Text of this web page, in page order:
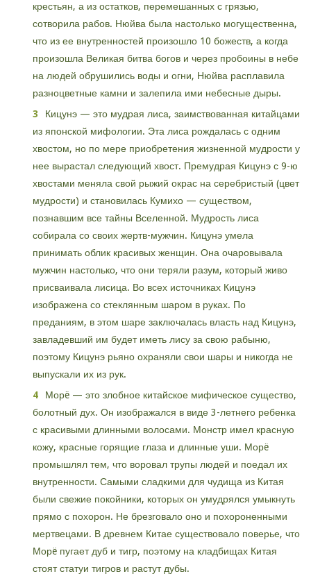
крестьян, а из остатков, перемешанных с грязью,
сотворила рабов. Нюйва была настолько могущественна,
что из ее внутренностей произошло 10 божеств, а когда
произошла Великая битва богов и через пробоины в небе
на людей обрушились воды и огни, Нюйва расплавила
разноцветные камни и залепила ими небесные дыры.
Кицунэ — это мудрая лиса, заимствованная китайцами
из японской мифологии. Эта лиса рождалась с одним
хвостом, но по мере приобретения жизненной мудрости у
нее вырастал следующий хвост. Премудрая Кицунэ с 9-ю
хвостами меняла свой рыжий окрас на серебристый (цвет
мудрости) и становилась Кумихо — существом,
познавшим все тайны Вселенной. Мудрость лиса
собирала со своих жертв-мужчин. Кицунэ умела
принимать облик красивых женщин. Она очаровывала
мужчин настолько, что они теряли разум, который живо
присваивала лисица. Во всех источниках Кицунэ
изображена со стеклянным шаром в руках. По
преданиям, в этом шаре заключалась власть над Кицунэ,
завладевший им будет иметь лису за свою рабыню,
поэтому Кицунэ рьяно охраняли свои шары и никогда не
выпускали их из рук.
Морë — это злобное китайское мифическое существо,
болотный дух. Он изображался в виде 3-летнего ребенка
с красивыми длинными волосами. Монстр имел красную
кожу, красные горящие глаза и длинные уши. Морë
промышлял тем, что воровал трупы людей и поедал их
внутренности. Самыми сладкими для чудища из Китая
были свежие покойники, которых он умудрялся умыкнуть
прямо с похорон. Не брезговало оно и похороненными
мертвецами. В древнем Китае существовало поверье, что
Морë пугает дуб и тигр, поэтому на кладбищах Китая
стоят статуи тигров и растут дубы.